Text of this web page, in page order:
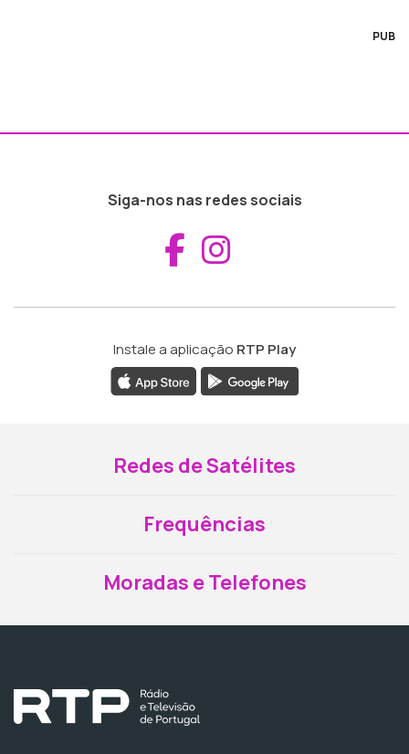
PUB
Siga-nos nas redes sociais
Aceder ao
Instale a aplicação RTP Play
Redes de Satélites
Frequências
Moradas e Telefones